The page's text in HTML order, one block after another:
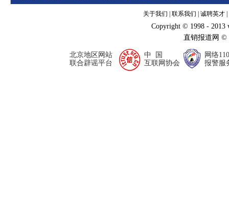
关于我们 联系我们 诚聘英才
Copyright © 1998 - 2013
直销报道网
北京地区网站
联合辟谣平台
中 国
互联网协会
网络110
报警服